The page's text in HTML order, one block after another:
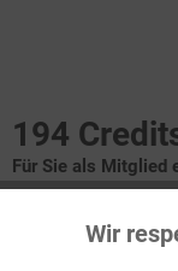
194
Für Sie als Mitglied
Themenbereich
Funktionale
Wir